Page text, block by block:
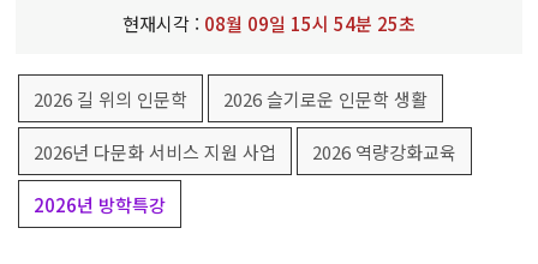
현재시각 : 08월 09일 15시 54분 25초
2026 길 위의 인문학 2026 슬기로운 인문학 생활
2026년 다문화 서비스 지원 사업 2026 역량강화교육
2026년 방학특강